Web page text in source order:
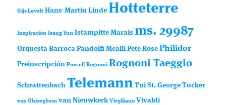
Gijs Levelt Hans-Martin Linde Hotteterre
Inspiración Isang Yun Istampitte Marais ms. 29987
Orquesta Barroca Pandolfi Mealli Pete Rose Philidor
Preinscripción Purcell Rognoni Rognoni Taeggio
Schrattenbach Telemann Tui St. George Tucker
van Ghizeghem van Nieuwkerk Virgiliano Vivaldi